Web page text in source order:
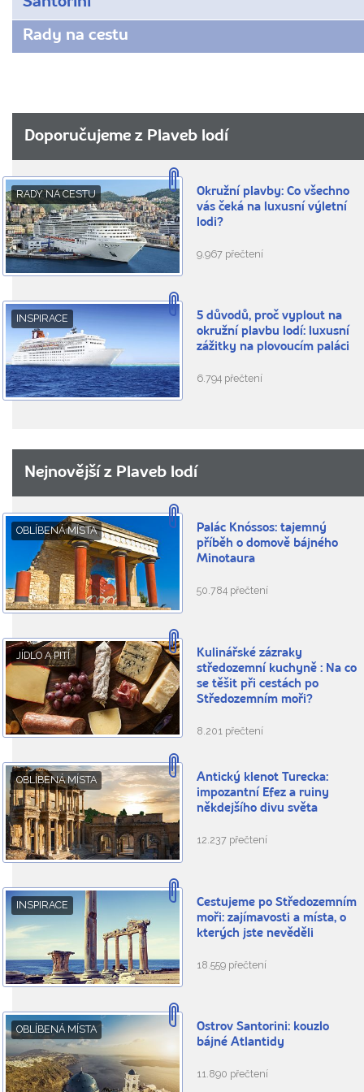
Rady na cestu
Doporučujeme z Plaveb lodí
RADY NA CESTU
Okružní plavby: Co všechno
vás čeká na luxusní výletní
lodi?
9.967 přečtení
INSPIRACE
5 důvodů, proč vyplout na
okružní plavbu lodí: luxusní
zážitky na plovoucím paláci
6.794 přečtení
Nejnovější z Plaveb lodí
OBLÍBENÁ MÍSTA
Palác Knóssos: tajemný
příběh o domově bájného
Minotaura
50.784 přečtení
JÍDLO A PITÍ
Kulinářské zázraky
středozemní kuchyně : Na co
se těšit při cestách po
Středozemním moři?
8.201 přečtení
OBLÍBENÁ MÍSTA
Antický klenot Turecka:
impozantní Efez a ruiny
někdejšího divu světa
12.237 přečtení
INSPIRACE
Cestujeme po Středozemním
moři: zajímavosti a místa, o
kterých jste nevěděli
18.559 přečtení
OBLÍBENÁ MÍSTA
Ostrov Santorini: kouzlo
bájné Atlantidy
11.890 přečtení